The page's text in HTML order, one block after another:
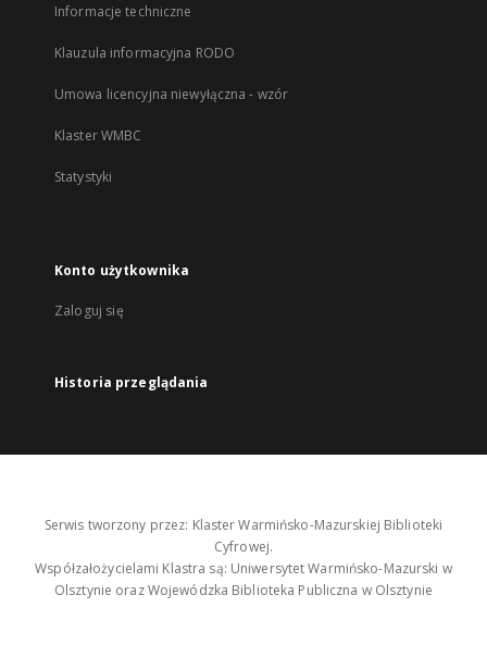
Informacje techniczne
Klauzula informacyjna RODO
Umowa licencyjna niewyłączna - wzór
Klaster WMBC
Statystyki
Konto użytkownika
Zaloguj się
Historia przeglądania
Serwis tworzony przez: Klaster Warmińsko-Mazurskiej Biblioteki
Cyfrowej.
Współzałożycielami Klastra są: Uniwersytet Warmińsko-Mazurski w
Olsztynie oraz Wojewódzka Biblioteka Publiczna w Olsztynie